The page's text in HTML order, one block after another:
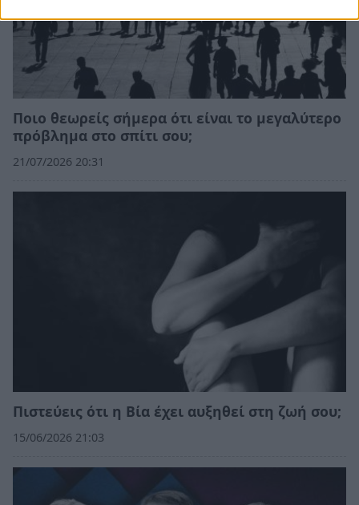
Ποιo θεωρείς σήμερα ότι είναι το μεγαλύτερο
πρόβλημα στο σπίτι σου;
21/07/2026 20:31
Πιστεύεις ότι η Βία έχει αυξηθεί στη ζωή σου;
15/06/2026 21:03